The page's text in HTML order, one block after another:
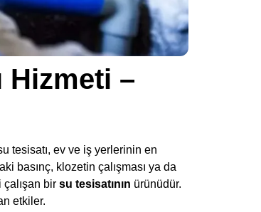
Hizmeti –
tesisatı, ev ve iş yerlerinin en
basınç, klozetin çalışması ya da
çalışan bir su tesisatının ürünüdür.
etkiler.